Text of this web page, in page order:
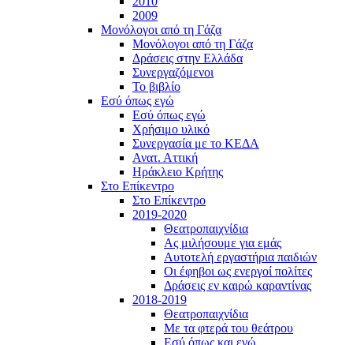
2009
Μονόλογοι από τη Γάζα
Μονόλογοι από τη Γάζα
Δράσεις στην Ελλάδα
Συνεργαζόμενοι
To βιβλίο
Εσύ όπως εγώ
Εσύ όπως εγώ
Χρήσιμο υλικό
Συνεργασία με το ΚΕΔΑ
Ανατ. Αττική
Ηράκλειο Κρήτης
Στο Επίκεντρο
Στο Επίκεντρο
2019-2020
Θεατροπαιχνίδια
Ας μιλήσουμε για εμάς
Αυτοτελή εργαστήρια παιδιών
Οι έφηβοι ως ενεργοί πολίτες
Δράσεις εν καιρώ καραντίνας
2018-2019
Θεατροπαιχνίδια
Με τα φτερά του θεάτρου
Εσύ όπως και εγώ